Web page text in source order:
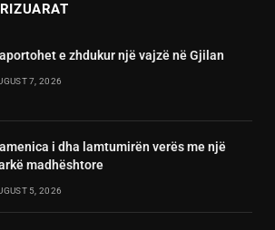
e zhdukur një vajzë në Gjilan
7, 2026
i dha lamtumirën verës me një
madhështore
5, 2026